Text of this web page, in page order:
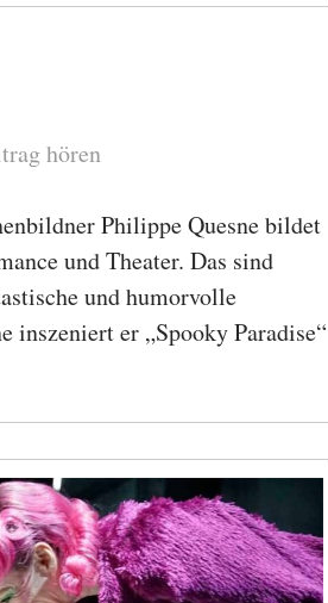
hören
Philippe Quesne bildet
und Theater. Das sind
und humorvolle
inszeniert er „Spooky Paradise“